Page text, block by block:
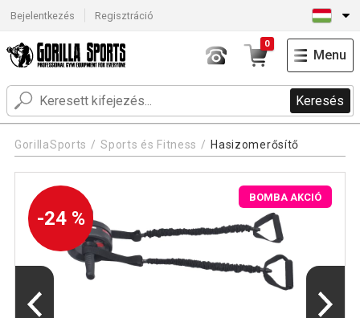
Bejelentkezés Regisztráció
Keresés
0
Menu
GorillaSports Sports és Fitness Hasizomerősítő
-24 %
BOMBA AKCIÓ